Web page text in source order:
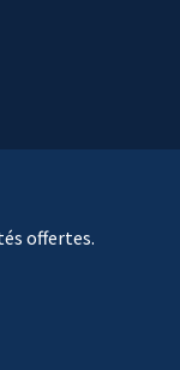
offertes.